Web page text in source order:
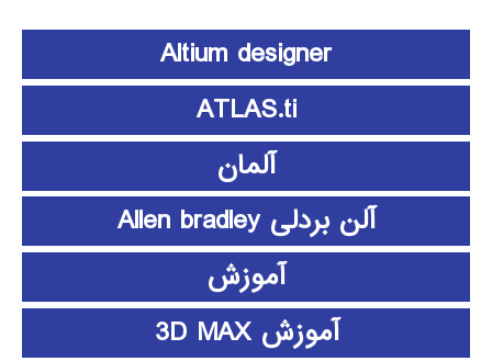
Altium designer
ATLAS.ti
آلمان
آلن بردلی Allen bradley
آموزش
آموزش 3D MAX